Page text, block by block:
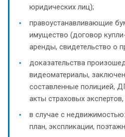
юридических лиц);
правоустанавливающие
имущество (договор
аренды, свидетельство о
доказательства
видеоматериалы,
составленные полицией,
акты страховых
в случае с
план, экспликации,